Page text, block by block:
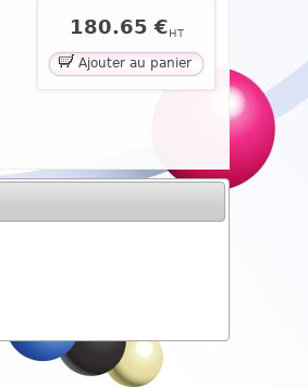
180.65 € HT
Ajouter au panier